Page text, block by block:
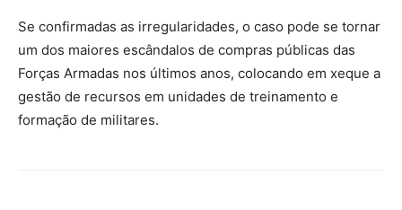
Se confirmadas as irregularidades, o caso pode se tornar
um dos maiores escândalos de compras públicas das
Forças Armadas nos últimos anos, colocando em xeque a
gestão de recursos em unidades de treinamento e
formação de militares.